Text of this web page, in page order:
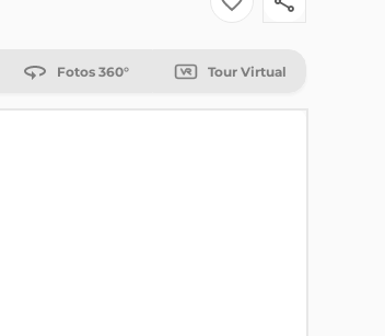
Fotos 360° Tour Virtual